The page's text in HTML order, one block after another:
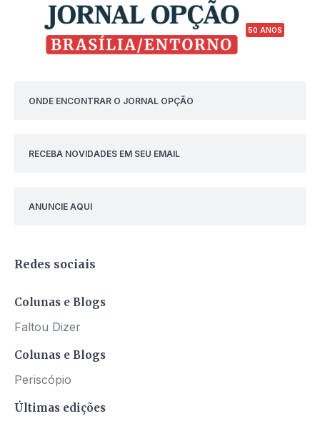
50 ANOS
ONDE ENCONTRAR O JORNAL OPÇÃO
RECEBA NOVIDADES EM SEU EMAIL
ANUNCIE AQUI
Redes sociais
Colunas e Blogs
Faltou Dizer
Colunas e Blogs
Periscópio
Últimas edições